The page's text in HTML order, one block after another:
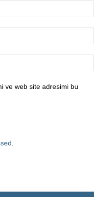
ve web site adresimi bu